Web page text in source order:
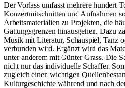
Der Vorlass umfasst mehrere hundert
Konzertmitschnitten und Aufnahmen
Arbeitsmaterialien zu Projekten, die
Gattungsgrenzen hinausgehen. Dazu
Musik mit Literatur, Schauspiel, Tanz
verbunden wird. Ergänzt wird das
unter anderem mit Günter Grass. Die
nicht nur das individuelle Schaffen
zugleich einen wichtigen
Kulturgeschichte während und nach